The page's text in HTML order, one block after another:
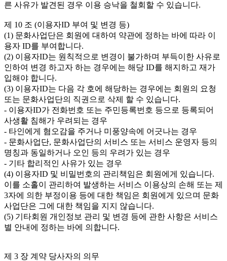
른 사유가 발견된 경우 이용 승낙을 철회할 수 있습니다.
제 10 조 (이용자ID 부여 및 변경 등)
(1) 문화사업단은 회원에 대하여 약관에 정하는 바에 따라 이
용자 ID를 부여합니다.
(2) 이용자ID는 원칙적으로 변경이 불가하며 부득이한 사유로
인하여 변경 하고자 하는 경우에는 해당 ID를 해지하고 재가
입해야 합니다.
(3) 이용자ID는 다음 각 호에 해당하는 경우에는 회원의 요청
또는 문화사업단의 직권으로 삭제 할 수 있습니다.
- 이용자ID가 전화번호 또는 주민등록번호 등으로 등록되어
사생활 침해가 우려되는 경우
- 타인에게 혐오감을 주거나 미풍양속에 어긋나는 경우
- 문화사업단, 문화사업단의 서비스 또는 서비스 운영자 등의
명칭과 동일하거나 오인 등의 우려가 있는 경우
- 기타 합리적인 사유가 있는 경우
(4) 이용자ID 및 비밀번호의 관리책임은 회원에게 있습니다.
이를 소홀이 관리하여 발생하는 서비스 이용상의 손해 또는 제
3자에 의한 부정이용 등에 대한 책임은 회원에게 있으며 문화
사업단은 그에 대한 책임을 지지 않습니다.
(5) 기타회원 개인정보 관리 및 변경 등에 관한 사항은 서비스
별 안내에 정하는 바에 의합니다.
제 3 장 계약 당사자의 의무